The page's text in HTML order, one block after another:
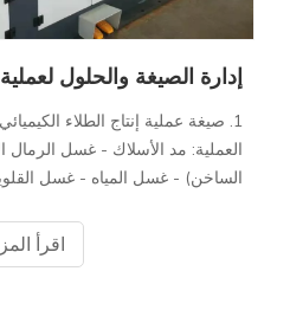
1. صيغة عملية إنتاج الطلاء
العملية: مد الأسلاك - غسل الرمال
الساخن) - غسل المياه - غسل
- طلاء النحاس - غسل المياه ن
اقرأ